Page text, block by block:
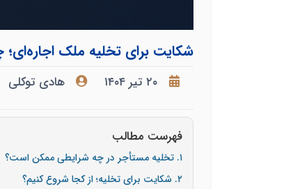
شکایت برای تخلیه ملک اجاره‌ای؛
۲۰ تیر ۱۴۰۴ هادی توکلی
فهرست مطالب
۱. تخلیه مستأجر در چه شرایطی ممکن است؟
۲. شکایت برای تخلیه؛ از کجا شروع کنیم؟